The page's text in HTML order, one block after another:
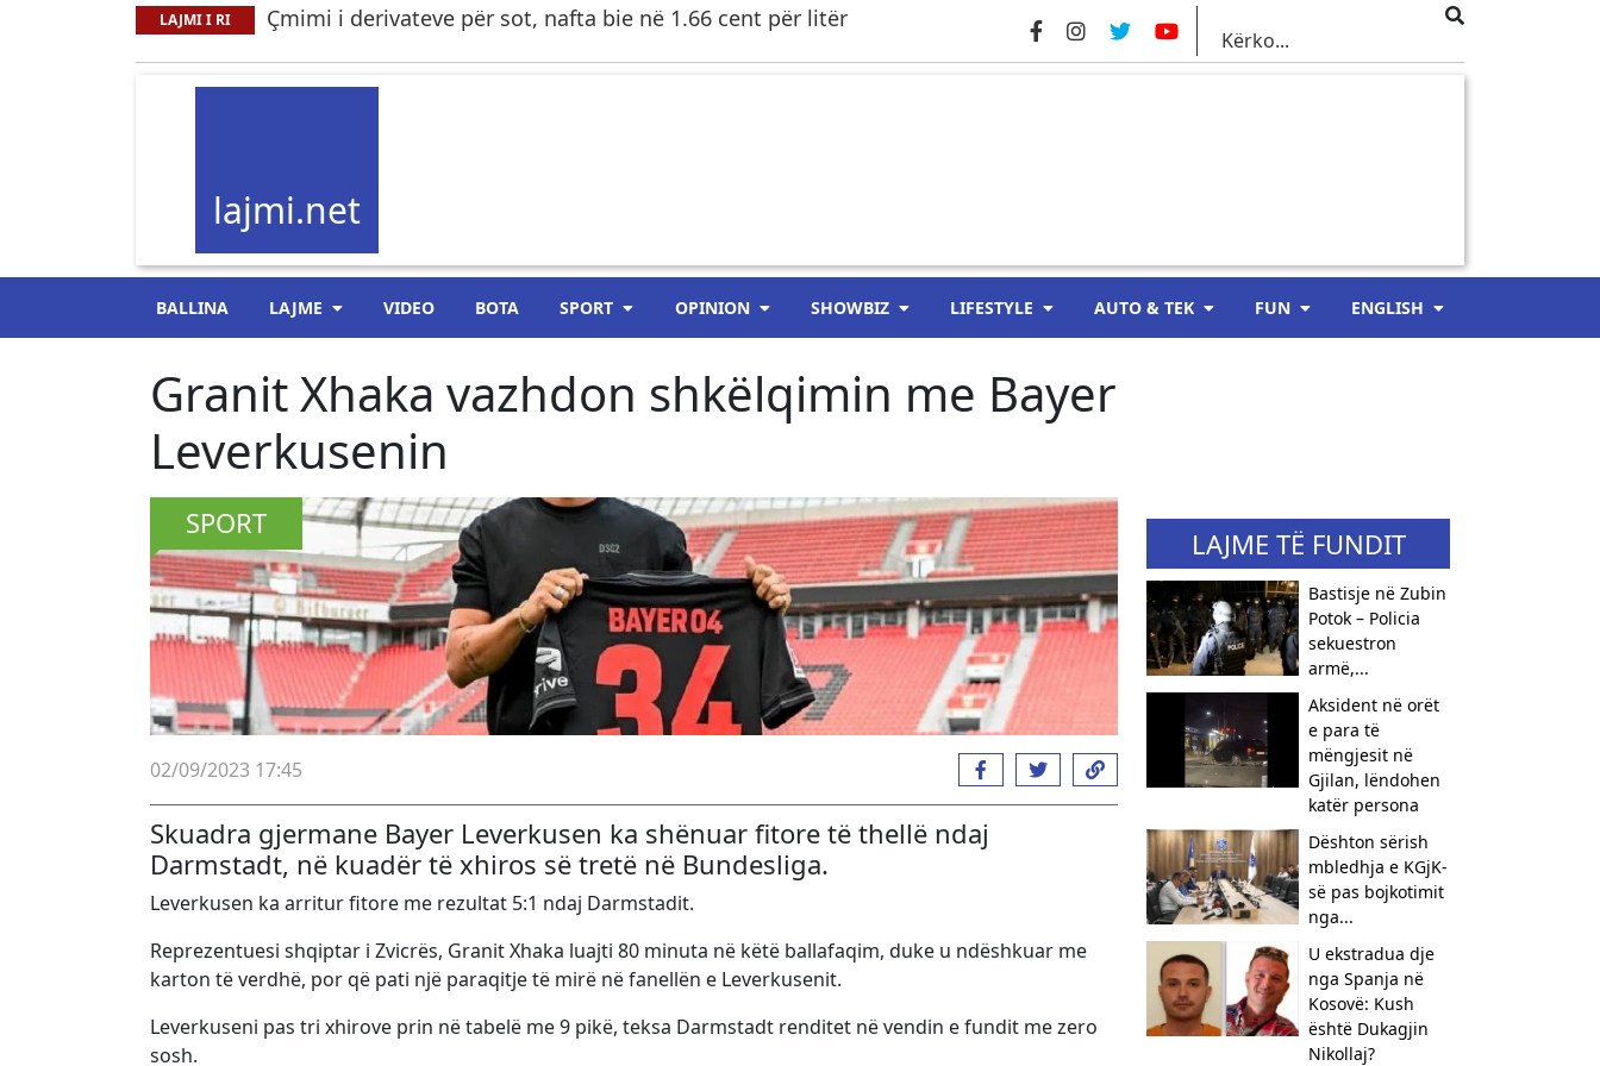
LAJMI I RI Çmimi i derivateve për sot, nafta bie në 1.66 cent për litër
lajmi.net
BALLINA LAJME VIDEO BOTA SPORT OPINION SHOWBIZ LIFESTYLE AUTO & TEK FUN ENGLISH
Granit Xhaka vazhdon shkëlqimin me Bayer
Leverkusenin
SPORT
02/09/2023 17:45
Skuadra gjermane Bayer Leverkusen ka shënuar fitore të thellë ndaj
Darmstadt, në kuadër të xhiros së tretë në Bundesliga.
Leverkusen ka arritur fitore me rezultat 5:1 ndaj Darmstadit.
Reprezentuesi shqiptar i Zvicrës, Granit Xhaka luajti 80 minuta në këtë ballafaqim, duke u ndëshkuar me
karton të verdhë, por që pati një paraqitje të mirë në fanellën e Leverkusenit.
Leverkuseni pas tri xhirove prin në tabelë me 9 pikë, teksa Darmstadt renditet në vendin e fundit me zero
sosh.
LAJME TË FUNDIT
Bastisje në Zubin
Potok – Policia
sekuestron
armë,...
Aksident në orët
e para të
mëngjesit në
Gjilan, lëndohen
katër persona
Dështon sërish
mbledhja e KGjK-
së pas bojkotimit
nga...
U ekstradua dje
nga Spanja në
Kosovë: Kush
është Dukagjin
Nikollaj?